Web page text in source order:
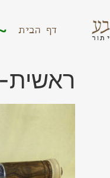
דף
דף הבית
ראשית-1.jpg